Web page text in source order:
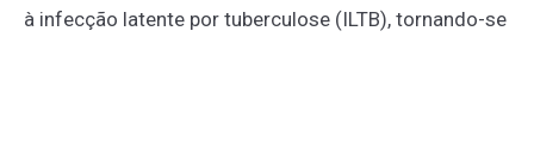
à infecção latente por tuberculose (ILTB), tornando-se